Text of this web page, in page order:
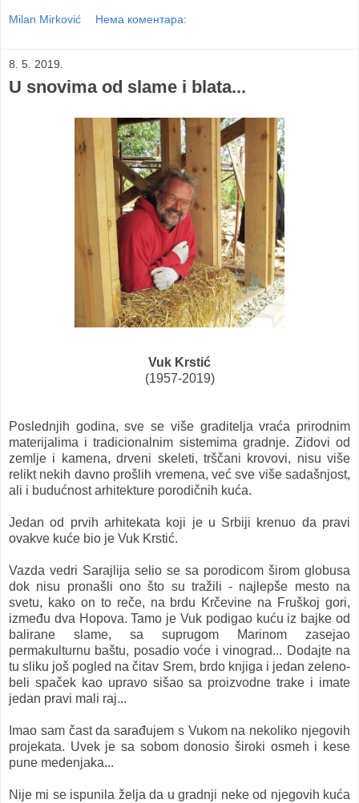
Milan Mirković Нема коментара:
8. 5. 2019.
U snovima od slame i blata...
Vuk Krstić
(1957-2019)
Poslednjih godina, sve se više graditelja vraća prirodnim
materijalima i tradicionalnim sistemima gradnje. Zidovi od
zemlje i kamena, drveni skeleti, trščani krovovi, nisu više
relikt nekih davno prošlih vremena, već sve više sadašnjost,
ali i budućnost arhitekture porodičnih kuća.
Jedan od prvih arhitekata koji je u Srbiji krenuo da pravi
ovakve kuće bio je Vuk Krstić.
Vazda vedri Sarajlija selio se sa porodicom širom globusa
dok nisu pronašli ono što su tražili - najlepše mesto na
svetu, kako on to reče, na brdu Krčevine na Fruškoj gori,
između dva Hopova. Tamo je Vuk podigao kuću iz bajke od
balirane slame, sa suprugom Marinom zasejao
permakulturnu baštu, posadio voće i vinograd... Dodajte na
tu sliku još pogled na čitav Srem, brdo knjiga i jedan zeleno-
beli spaček kao upravo sišao sa proizvodne trake i imate
jedan pravi mali raj...
Imao sam čast da sarađujem s Vukom na nekoliko njegovih
projekata. Uvek je sa sobom donosio široki osmeh i kese
pune medenjaka...
Nije mi se ispunila želja da u gradnji neke od njegovih kuća